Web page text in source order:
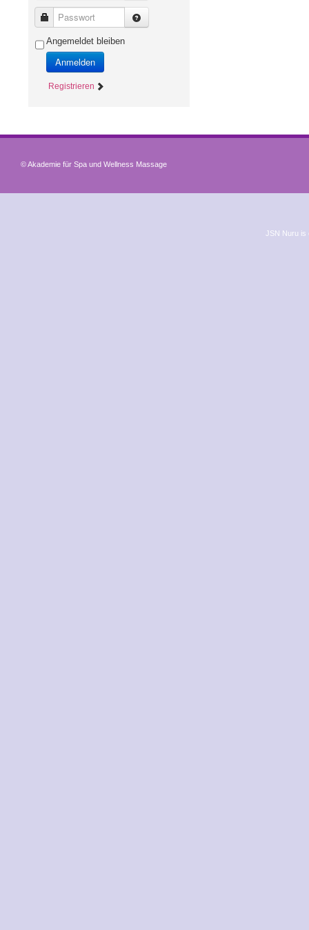
Passwort
Angemeldet bleiben
Anmelden
Registrieren
© Akademie für Spa und Wellness Massage
JSN Nuru